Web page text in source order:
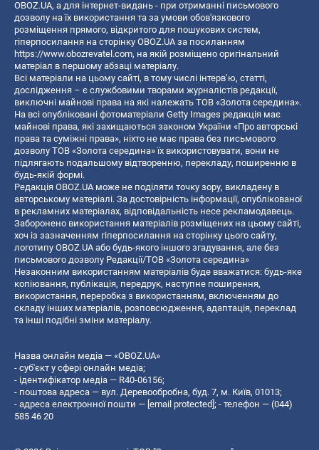
OBOZ.UA, а для інтернет-видань - при отриманні письмового
дозволу на їх використання та за умови обов'язкового
розміщення прямого, відкритого для пошукових систем,
гіперпосилання на сторінку OBOZ.UA за посиланням
https://www.obozrevatel.com, на якій розміщено оригінальний
матеріал в першому абзаці матеріалу.
Всі матеріали на цьому сайті, в тому числі інтерв’ю, статті,
дослідження – є службовими творами журналістів редакції,
виключні майнові права на які належать ТОВ «Золота середина».
На всі опубліковані фотоматеріали Getty Images редакція має
майнові права, які захищаються законом України «Про авторські
права та суміжні права», ніхто не має права без письмового
дозволу ТОВ «Золота середина» їх використовувати, вони не
підлягають подальшому відтворенню, перекладу, поширенню в
будь-якій формі.
Редакція OBOZ.UA може не поділяти точку зору, викладену в
авторському матеріалі. За достовірність інформації, опублікованої
в рекламних матеріалах, відповідальність несе рекламодавець.
Заборонено використання матеріалів розміщених на цьому сайті,
хоч із зазначенням гіперпосилання на сторінку цього сайту,
логотипу OBOZ.UA або будь-якого іншого згадування, але без
письмового дозволу Редакції/ТОВ «Золота середина»
Незаконним використанням матеріалів буде вважатися: будь-яке
копiювання, публiкацiя, передрук, наступне поширення,
використання, переробка з використанням, включенням до
складу інших матеріалів, розповсюдження, адаптація, переклад
та інші подібні зміни матеріалу.
Назва онлайн медіа — «OBOZ.UA»
- суб'єкт у сфері онлайн медіа;
- ідентифікатор медіа — R40-06156;
- поштова адреса — вул. Деревообробна, буд. 7, м. Київ, 01013;
- адреса електронної пошти — [email protected]; - телефон — (044)
585 46 20